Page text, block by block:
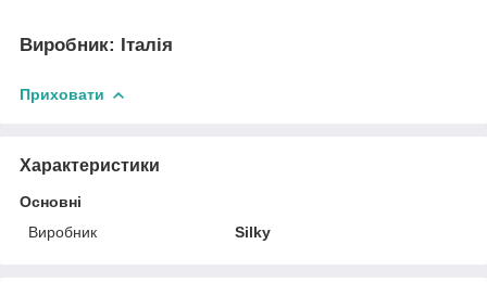
Виробник: Італія
Приховати
Характеристики
Основні
Виробник
Silky